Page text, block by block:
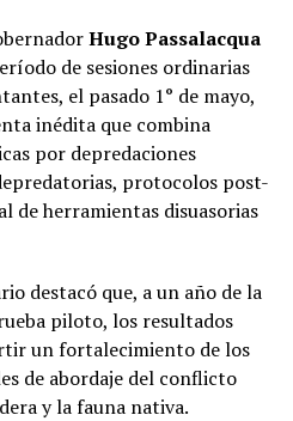
Hugo Passalacqua
de sesiones ordinarias
el pasado 1° de mayo,
inédita que combina
por depredaciones
protocolos post-
de herramientas disuasorias
destacó que, a un año de la
piloto, los resultados
un fortalecimiento de los
de abordaje del conflicto
y la fauna nativa.